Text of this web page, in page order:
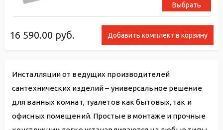
16 590.00 руб. Добавить комплект в корзину
Выбрать
Инсталляции от ведущих производителей
сантехнических изделий – универсальное решение
для ванных комнат, туалетов как бытовых, так и
офисных помещений. Простые в монтаже и прочные